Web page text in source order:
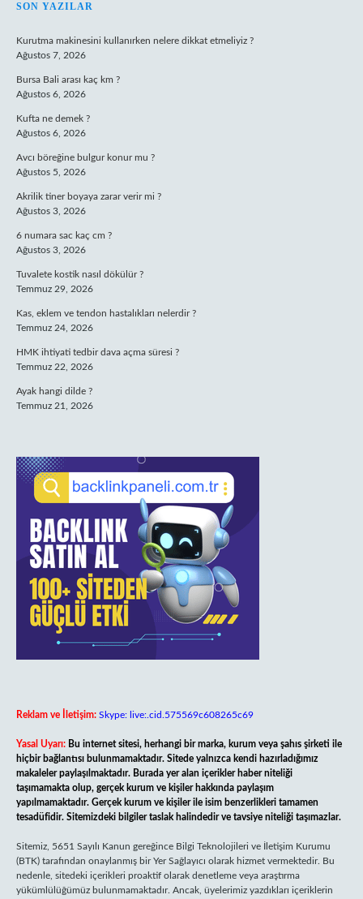
SIDEBAR
SON YAZILAR
Kurutma makinesini kullanırken nelere dikkat etmeliyiz ?
Ağustos 7, 2026
Bursa Bali arası kaç km ?
Ağustos 6, 2026
Kufta ne demek ?
Ağustos 6, 2026
Avcı böreğine bulgur konur mu ?
Ağustos 5, 2026
Akrilik tiner boyaya zarar verir mi ?
Ağustos 3, 2026
6 numara sac kaç cm ?
Ağustos 3, 2026
Tuvalete kostik nasıl dökülür ?
Temmuz 29, 2026
Kas, eklem ve tendon hastalıkları nelerdir ?
Temmuz 24, 2026
HMK ihtiyati tedbir dava açma süresi ?
Temmuz 22, 2026
Ayak hangi dilde ?
Temmuz 21, 2026
Reklam ve İletişim: Skype: live:.cid.575569c608265c69
Yasal Uyarı: Bu internet sitesi, herhangi bir marka, kurum veya şahıs şirketi ile
hiçbir bağlantısı bulunmamaktadır. Sitede yalnızca kendi hazırladığımız
makaleler paylaşılmaktadır. Burada yer alan içerikler haber niteliği
taşımamakta olup, gerçek kurum ve kişiler hakkında paylaşım
yapılmamaktadır. Gerçek kurum ve kişiler ile isim benzerlikleri tamamen
tesadüfidir. Sitemizdeki bilgiler taslak halindedir ve tavsiye niteliği taşımazlar.
Sitemiz, 5651 Sayılı Kanun gereğince Bilgi Teknolojileri ve İletişim Kurumu
(BTK) tarafından onaylanmış bir Yer Sağlayıcı olarak hizmet vermektedir. Bu
nedenle, sitedeki içerikleri proaktif olarak denetleme veya araştırma
yükümlülüğümüz bulunmamaktadır. Ancak, üyelerimiz yazdıkları içeriklerin